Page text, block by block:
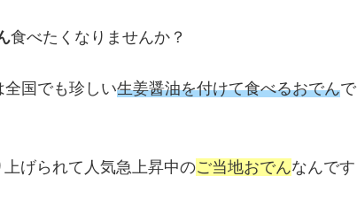
食べたくなりませんか？
全国でも珍しい生姜醤油を付けて食べるおでんで
上げられて人気急上昇中のご当地おでんなんです